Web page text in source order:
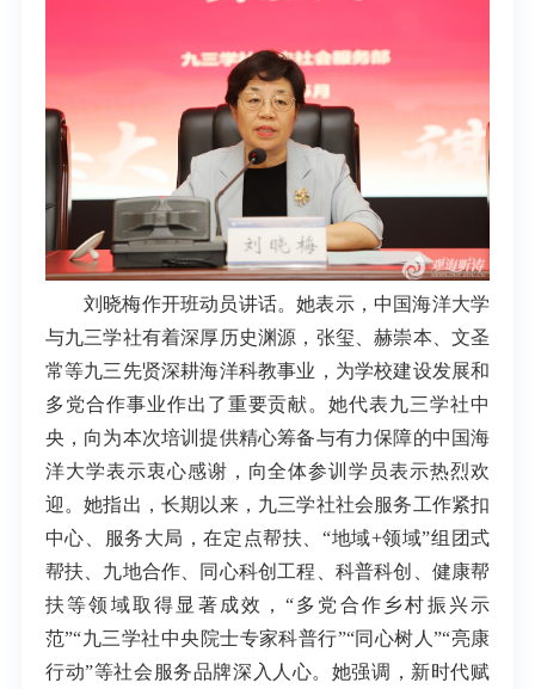
刘晓梅作开班动员讲话。她表示，中国海洋大学
与九三学社有着深厚历史渊源，张玺、赫崇本、文圣
常等九三先贤深耕海洋科教事业，为学校建设发展和
多党合作事业作出了重要贡献。她代表九三学社中
央，向为本次培训提供精心筹备与有力保障的中国海
洋大学表示衷心感谢，向全体参训学员表示热烈欢
迎。她指出，长期以来，九三学社社会服务工作紧扣
中心、服务大局，在定点帮扶、“地域+领域”组团式
帮扶、九地合作、同心科创工程、科普科创、健康帮
扶等领域取得显著成效，“多党合作乡村振兴示
范”“九三学社中央院士专家科普行”“同心树人”“亮康
行动”等社会服务品牌深入人心。她强调，新时代赋